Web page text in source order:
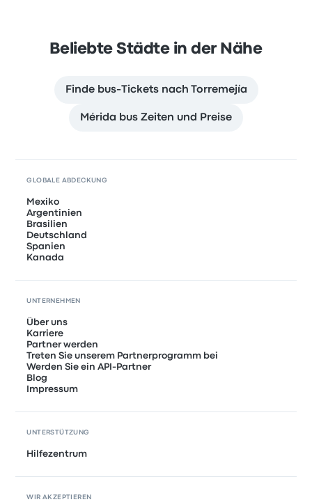
Beliebte Städte in der Nähe
Finde bus-Tickets nach Torremejía
Mérida bus Zeiten und Preise
GLOBALE ABDECKUNG
Mexiko
Argentinien
Brasilien
Deutschland
Spanien
Kanada
UNTERNEHMEN
Über uns
Karriere
Partner werden
Treten Sie unserem Partnerprogramm bei
Werden Sie ein API-Partner
Blog
Impressum
UNTERSTÜTZUNG
Hilfezentrum
WIR AKZEPTIEREN